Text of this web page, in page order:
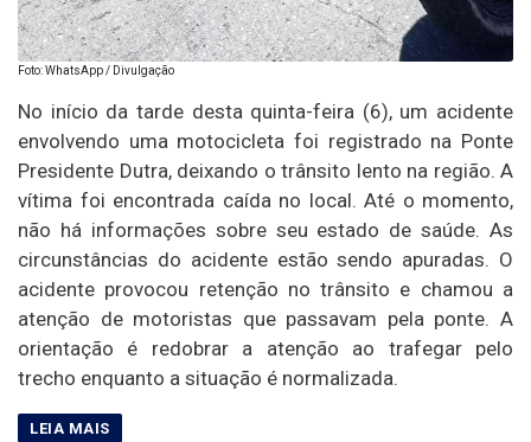
Foto: WhatsApp / Divulgação
No início da tarde desta quinta-feira (6), um acidente
envolvendo uma motocicleta foi registrado na Ponte
Presidente Dutra, deixando o trânsito lento na região. A
vítima foi encontrada caída no local. Até o momento,
não há informações sobre seu estado de saúde. As
circunstâncias do acidente estão sendo apuradas. O
acidente provocou retenção no trânsito e chamou a
atenção de motoristas que passavam pela ponte. A
orientação é redobrar a atenção ao trafegar pelo
trecho enquanto a situação é normalizada.